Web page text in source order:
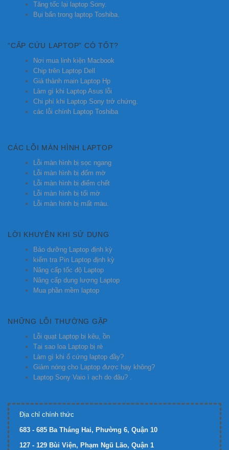
Tăng tốc lại laptop Sony.
Bụi bẩn trong laptop Toshiba.
“CẤP CỨU LAPTOP” CÓ TỐT?
Nơi mua linh kiện Macbook
Chip trên Laptop Dell
Giá thành main Laptop Hp
Làm gì khi Laptop Asus lỗi
Chi phí khi Laptop Sony trở chứng.
các lỗi chính Laptop Toshiba
CÁC LỖI MÀN HÌNH LAPTOP
Lỗi màn hình bị sọc ngang
Lỗi màn hình bị đốm mờ
Lỗi màn hình bị điểm chết
Lỗi màn hình bị tối mờ
Lỗi màn hình bị mất màu.
LỜI KHUYÊN KHI SỬ DỤNG
Bảo dưỡng Laptop định kỳ
kiểm tra Pin Laptop định kỳ
Nâng cấp tốc độ Laptop
Nâng cấp dung lượng Laptop
Mua phần mềm laptop
NHỮNG LỖI THƯỜNG GẶP
Lỗi quạt Laptop bị kêu, ồn
Tại sao loa Laptop bị rè
Làm gì khi ổ cứng laptop đầy?
Giảm nóng cho Laptop được hay không?
Laptop Sony Vaio ì ạch do đâu? .
Địa chỉ chính thức
683 - 685 Ba Tháng Hai, Phường 6, Quận 10
127 - 129 Bùi Viện, Phạm Ngũ Lão, Quận 1